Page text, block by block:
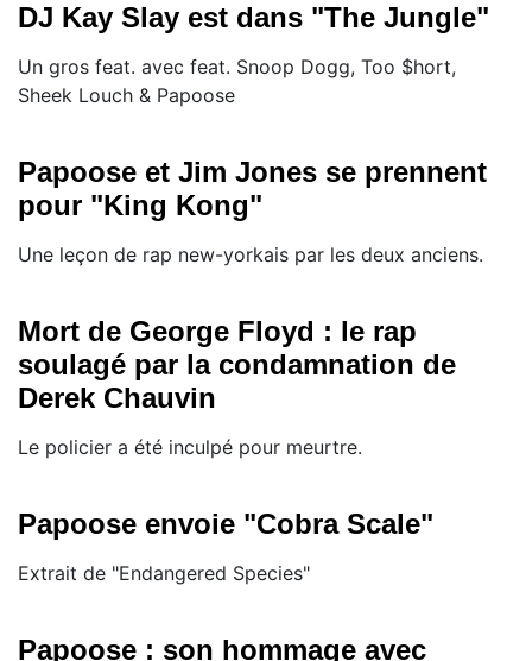
DJ Kay Slay est dans "The Jungle"
Un gros feat. avec feat. Snoop Dogg, Too $hort,
Sheek Louch & Papoose
Papoose et Jim Jones se prennent
pour "King Kong"
Une leçon de rap new-yorkais par les deux anciens.
Mort de George Floyd : le rap
soulagé par la condamnation de
Derek Chauvin
Le policier a été inculpé pour meurtre.
Papoose envoie "Cobra Scale"
Extrait de "Endangered Species"
Papoose : son hommage avec